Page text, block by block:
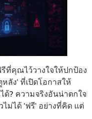
ที่คุณไว้วางใจให้ปกป้อง
ลัง' ที่เปิดโอกาสให้
? ความจริงอันน่าตกใจ
ไม่ได้ 'ฟรี' อย่างที่คิด แต่